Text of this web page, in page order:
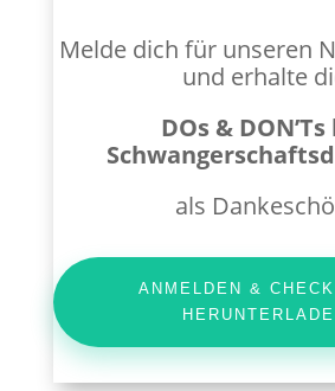
Melde dich für unseren
und erhalte
DOs &
als
ANMELDEN &